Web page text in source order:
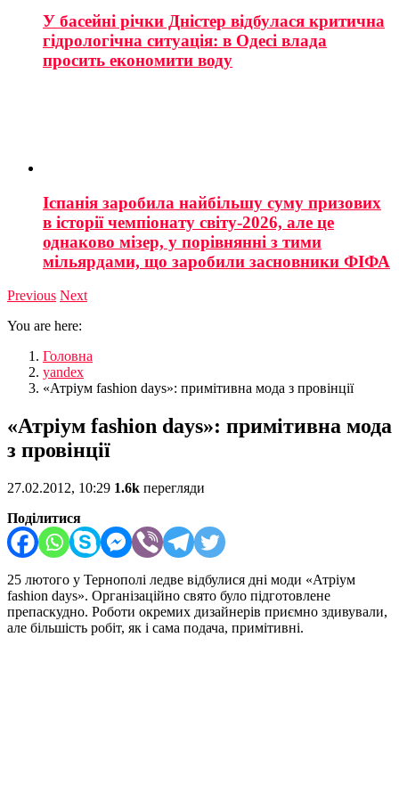
У басейні річки Дністер відбулася критична
гідрологічна ситуація: в Одесі влада
просить економити воду
Іспанія заробила найбільшу суму призових
в історії чемпіонату світу-2026, але це
однаково мізер, у порівнянні з тими
мільярдами, що заробили засновники ФІФА
Previous Next
You are here:
Головна
yandex
«Атріум fashion days»: примітивна мода з провінції
«Атріум fashion days»: примітивна мода
з провінції
27.02.2012, 10:29 1.6k перегляди
Поділитися
25 лютого у Тернополі ледве відбулися дні моди «Атріум
fashion days». Організаційно свято було підготовлене
препаскудно. Роботи окремих дизайнерів приємно здивували,
але більшість робіт, як і сама подача, примітивні.